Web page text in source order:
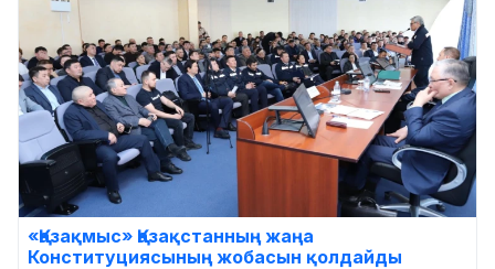
«Қазақмыс» Қазақстанның жаңа
Конституциясының жобасын қолдайды